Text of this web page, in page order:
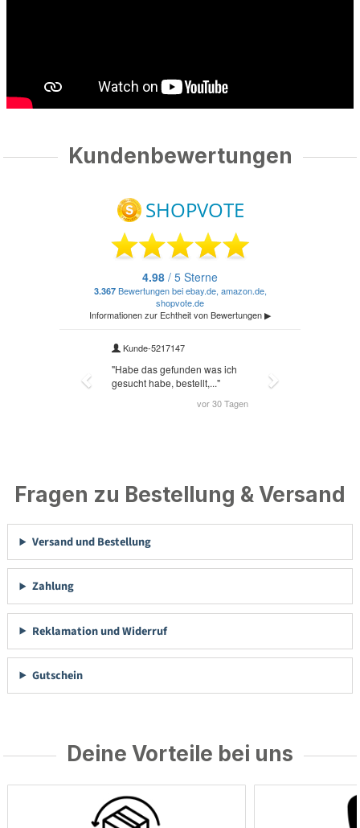
Kundenbewertungen
Fragen zu Bestellung & Versand
Versand und Bestellung
Zahlung
Reklamation und Widerruf
Gutschein
Deine Vorteile bei uns